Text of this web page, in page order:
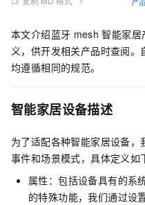
本文介绍蓝牙 mesh 智能家居
义，供开发相关产品时查阅
均遵循相同的规范。
智能家居设备描述
为了适配各种智能家居设备，
事件和场景模式，具体定义如
属性：包括设备具有的系
的特殊功能，我们通过设